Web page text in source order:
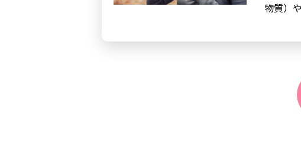
物質）